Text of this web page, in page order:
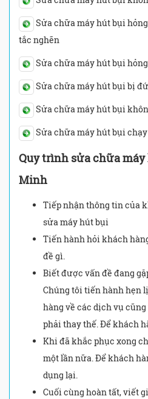
Sửa chữa máy hút bụi
tắc nghẽn
Sửa chữa máy hút bụi
Sửa chữa máy hút bụi bị
Sửa chữa máy hút bụi
Sửa chữa máy hút bụi
Quy trình sửa chữa
Minh
Tiếp nhận thông tin của
sửa máy hút bụi
Tiến hành hỏi khách
đề gì.
Biết được vấn đề đang
Chúng tôi tiến hành hẹn
hàng về các dịch vụ
phải thay thế. Để khách
Khi đã khắc phục xong
một lần nữa. Để khách
dụng lại.
Cuối cùng hoàn tất, viết